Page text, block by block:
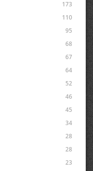
173
110
95
68
67
64
52
46
45
34
28
28
23